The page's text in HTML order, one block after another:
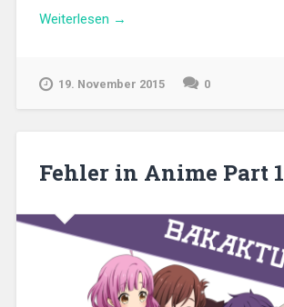
Weiterlesen „Bakast
zum
→
19. November 2015 0
Fehler in Anime Part 1